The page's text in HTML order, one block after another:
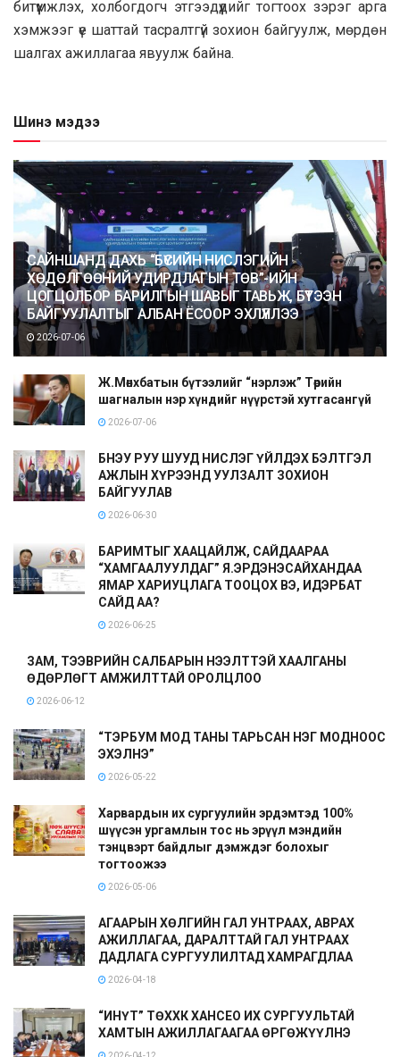
битүүмжлэх, холбогдогч этгээдүүдийг тогтоох зэрэг арга
хэмжээг үе шаттай тасралтгүй зохион байгуулж, мөрдөн
шалгах ажиллагаа явуулж байна.
Шинэ мэдээ
САЙНШАНД ДАХЬ “БҮСИЙН НИСЛЭГИЙН
ХӨДӨЛГӨӨНИЙ УДИРДЛАГЫН ТӨВ”-ИЙН
ЦОГЦОЛБОР БАРИЛГЫН ШАВЫГ ТАВЬЖ, БҮТЭЭН
БАЙГУУЛАЛТЫГ АЛБАН ЁСООР ЭХЛҮҮЛЛЭЭ
2026-07-06
Ж.Мөнхбатын бүтээлийг “нэрлэж” Төрийн
шагналын нэр хүндийг нүүрстэй хутгасангүй
2026-07-06
БНЭУ РУУ ШУУД НИСЛЭГ ҮЙЛДЭХ БЭЛТГЭЛ
АЖЛЫН ХҮРЭЭНД УУЛЗАЛТ ЗОХИОН
БАЙГУУЛАВ
2026-06-30
БАРИМТЫГ ХААЦАЙЛЖ, САЙДААРАА
“ХАМГААЛУУЛДАГ” Я.ЭРДЭНЭСАЙХАНДАА
ЯМАР ХАРИУЦЛАГА ТООЦОХ ВЭ, ИДЭРБАТ
САЙД АА?
2026-06-25
ЗАМ, ТЭЭВРИЙН САЛБАРЫН НЭЭЛТТЭЙ ХААЛГАНЫ
ӨДӨРЛӨГТ АМЖИЛТТАЙ ОРОЛЦЛОО
2026-06-12
“ТЭРБУМ МОД ТАНЫ ТАРЬСАН НЭГ МОДНООС
ЭХЭЛНЭ”
2026-05-22
Харвардын их сургуулийн эрдэмтэд 100%
шүүсэн ургамлын тос нь эрүүл мэндийн
тэнцвэрт байдлыг дэмждэг болохыг
тогтоожээ
2026-05-06
АГААРЫН ХӨЛГИЙН ГАЛ УНТРААХ, АВРАХ
АЖИЛЛАГАА, ДАРАЛТТАЙ ГАЛ УНТРААХ
ДАДЛАГА СУРГУУЛИЛТАД ХАМРАГДЛАА
2026-04-18
“ИНҮТ” ТӨХХК ХАНСЕО ИХ СУРГУУЛЬТАЙ
ХАМТЫН АЖИЛЛАГААГАА ӨРГӨЖҮҮЛНЭ